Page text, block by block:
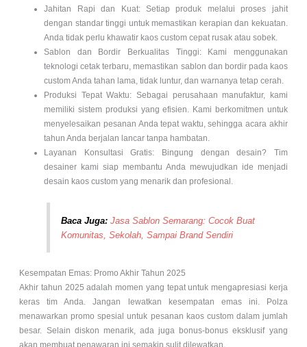
Jahitan Rapi dan Kuat: Setiap produk melalui proses jahit
dengan standar tinggi untuk memastikan kerapian dan kekuatan.
Anda tidak perlu khawatir kaos custom cepat rusak atau sobek.
Sablon dan Bordir Berkualitas Tinggi: Kami menggunakan
teknologi cetak terbaru, memastikan sablon dan bordir pada kaos
custom Anda tahan lama, tidak luntur, dan warnanya tetap cerah.
Produksi Tepat Waktu: Sebagai perusahaan manufaktur, kami
memiliki sistem produksi yang efisien. Kami berkomitmen untuk
menyelesaikan pesanan Anda tepat waktu, sehingga acara akhir
tahun Anda berjalan lancar tanpa hambatan.
Layanan Konsultasi Gratis: Bingung dengan desain? Tim
desainer kami siap membantu Anda mewujudkan ide menjadi
desain kaos custom yang menarik dan profesional.
Baca Juga: Jasa Sablon Semarang: Cocok Buat
Komunitas, Sekolah, Sampai Brand Sendiri
Kesempatan Emas: Promo Akhir Tahun 2025
Akhir tahun 2025 adalah momen yang tepat untuk mengapresiasi kerja
keras tim Anda. Jangan lewatkan kesempatan emas ini. Polza
menawarkan promo spesial untuk pesanan kaos custom dalam jumlah
besar. Selain diskon menarik, ada juga bonus-bonus eksklusif yang
akan membuat penawaran ini semakin sulit dilewatkan.